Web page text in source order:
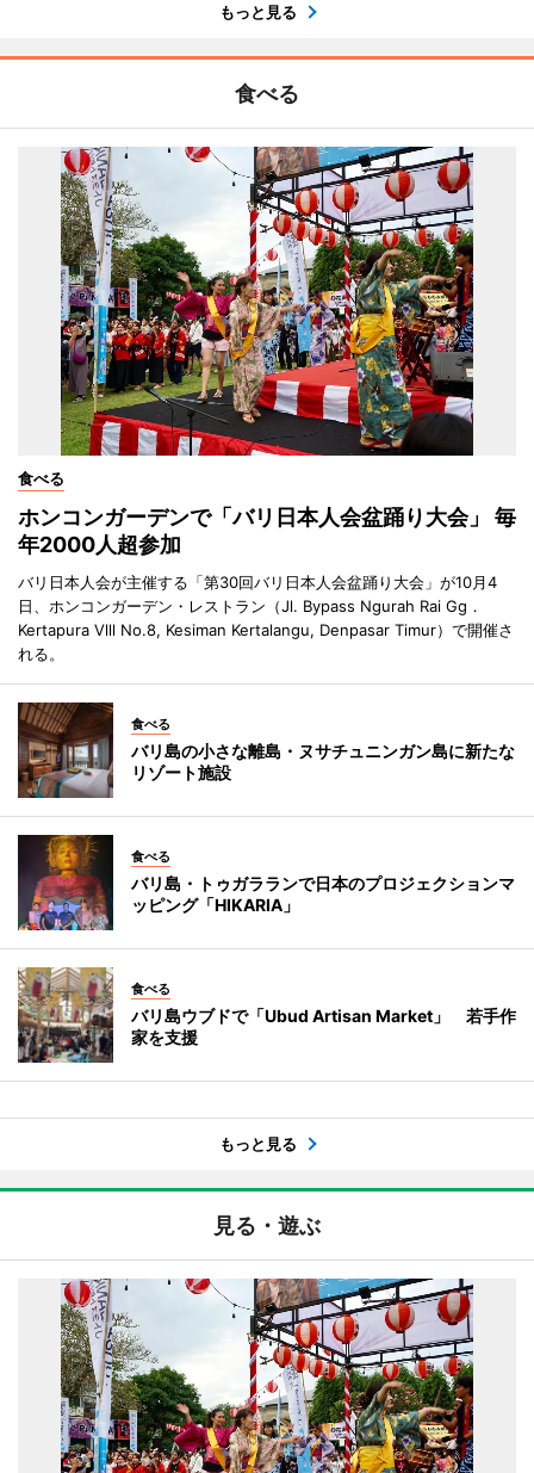
もっと見る
食べる
食べる
ホンコンガーデンで「バリ日本人会盆踊り大会」 毎
年2000人超参加
バリ日本人会が主催する「第30回バリ日本人会盆踊り大会」が10月4
日、ホンコンガーデン・レストラン（Jl. Bypass Ngurah Rai Gg．
Kertapura Vlll No.8, Kesiman Kertalangu, Denpasar Timur）で開催さ
れる。
食べる
バリ島の小さな離島・ヌサチュニンガン島に新たな
リゾート施設
食べる
バリ島・トゥガラランで日本のプロジェクションマ
ッピング「HIKARIA」
食べる
バリ島ウブドで「Ubud Artisan Market」 若手作
家を支援
もっと見る
見る・遊ぶ